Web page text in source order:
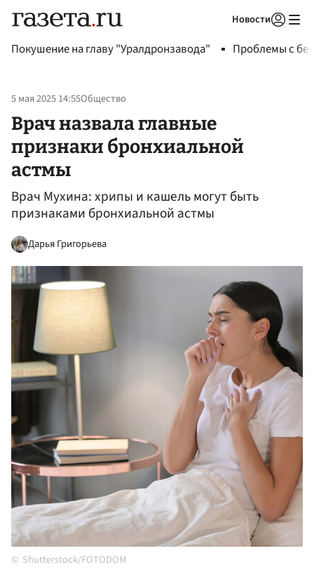
Новости
Покушение на главу "Уралдронзавода" Проблемы с
5 мая 2025 14:55Общество
Врач назвала главные
признаки бронхиальной
астмы
Врач Мухина: хрипы и кашель могут быть
признаками бронхиальной астмы
Дарья Григорьева
Shutterstock/FOTODOM